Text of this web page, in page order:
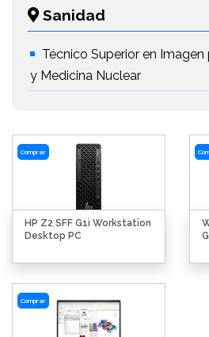
Sanidad
Técnico Superior en
y Medicina Nuclear
Comprar
HP Z2 SFF G1i Workstation
Desktop PC
Comprar